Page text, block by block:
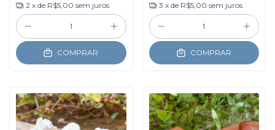
2 x de R$5,00 sem juros
COMPRAR
3 x de R$5,00 sem juros
COMPRAR